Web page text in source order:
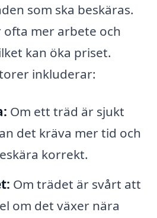
som ska beskäras.
mer arbete och
kan öka priset.
inkluderar:
Om ett träd är sjukt
det kräva mer tid och
korrekt.
Om trädet är svårt att
om det växer nära